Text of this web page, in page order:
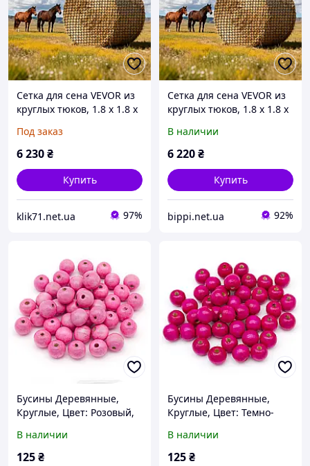
Сетка для сена VEVOR из
круглых тюков, 1.8 x 1.8 x
38.1 мм, материал PE,
безузловая конструкция,
Под заказ
6 230₴
Купить
klik71.net.ua 97%
Сетка для сена VEVOR из
круглых тюков, 1.8 x 1.8 x
38.1 мм, материал PE,
безузловая конструкция,
В наличии
6 220₴
Купить
bippi.net.ua 92%
Бусины Деревянные,
Круглые, Цвет: Розовый,
Отверстие 4.5мм, около
38шт/(100 г)
В наличии
125₴
Бусины Деревянные,
Круглые, Цвет: Темно-
20x18мм, Отверстие
4.5мм, около 38шт/(100 г)
В наличии
125₴